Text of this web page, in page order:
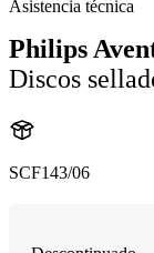
Asistencia técnica
Philips
Discos
SCF143/06